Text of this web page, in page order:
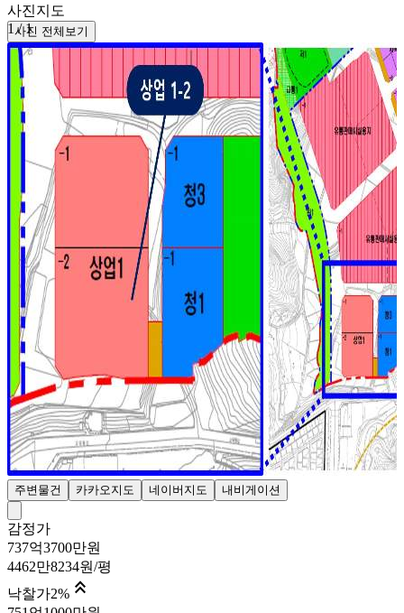
사진지도
1 /1
사진 전체보기
주변물건 카카오지도 네이버지도 내비게이션
감정가
737억3700만원
4462만8234원/평
낙찰가2% 